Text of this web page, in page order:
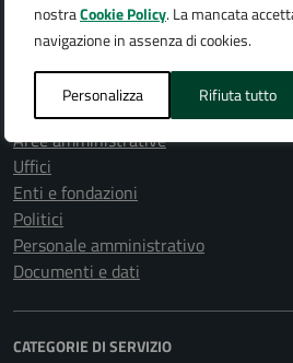
nostraCookie Policy. La mancata
navigazione in assenza di cookies.
Personalizza Rifiuta tutto
Organi di governo
Aree amministrative
Uffici
Enti e fondazioni
Politici
Personale amministrativo
Documenti e dati
CATEGORIE DI SERVIZIO